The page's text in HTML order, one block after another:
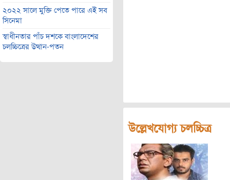
২০২২ সালে মুক্তি পেতে পারে এই সব
সিনেমা
স্বাধীনতার পাঁচ দশকে বাংলাদেশের
চলচ্চিত্রের উত্থান-পতন
উল্লেখযোগ্য চলচ্চিত্র